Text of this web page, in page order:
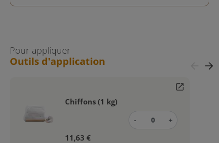
Pour appliquer
Outils d'application arrow_forward
open_in_new
Chiffons (1 kg)
- +
11,63 €